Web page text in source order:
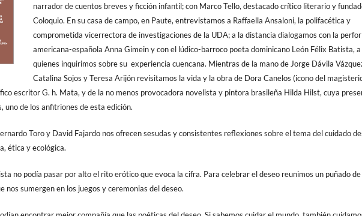
narrador de cuentos breves y ficción infantil; con Marco Tello, destacado crítico literario y
Coloquio. En su casa de campo, en Paute, entrevistamos a Raffaella Ansaloni, la polifacética y
comprometida vicerrectora de investigaciones de la UDA; a la distancia dialogamos con la
americana-española Anna Gimein y con el lúdico-barroco poeta dominicano León Félix Batista, a
quienes inquirimos sobre su experiencia cuencana. Mientras de la mano de Jorge Dávila
Catalina Sojos y Teresa Arijón revisitamos la vida y la obra de Dora Canelos (icono del
escritor G. h. Mata, y de la no menos provocadora novelista y pintora brasileña Hilda Hilst, cuya
uno de los anfitriones de esta edición.
Toro y David Fajardo nos ofrecen sesudas y consistentes reflexiones sobre el tema del cuidado
ética y ecológica.
no podía pasar por alto el rito erótico que evoca la cifra. Para celebrar el deseo reunimos un puñado de
nos sumergen en los juegos y ceremonias del deseo.